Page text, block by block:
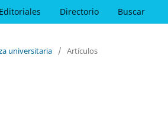
Directorio Buscar
universitaria / Artículos